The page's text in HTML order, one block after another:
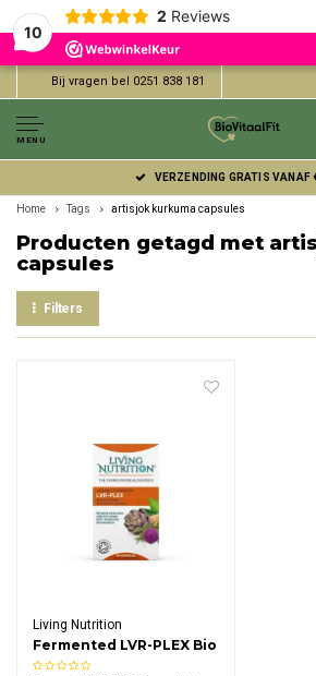
10
2 Reviews
Bij vragen bel 0251 838 181
MENU
VERZENDING GRATIS VANAF
Home Tags artisjok kurkuma capsules
Producten getagd met
capsules
Filters
Living Nutrition
Fermented LVR-PLEX Bio